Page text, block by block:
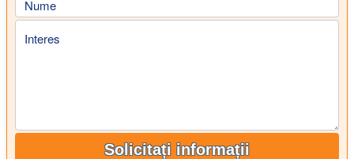
Nume
Interes
Solicitați informații